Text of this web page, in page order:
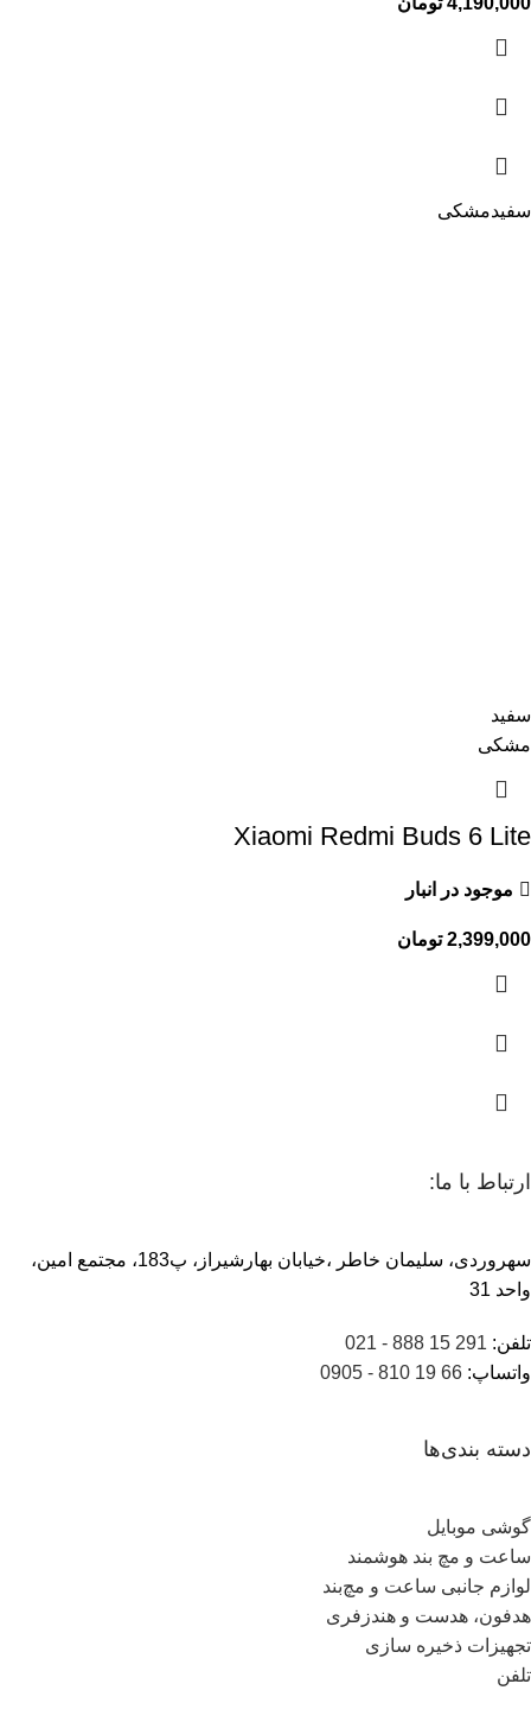
سفیدمشکی
سفید
مشکی
Xiaomi Redmi Buds 6 Lite
موجود در انبار
2,399,000 تومان
ارتباط با ما:
سهروردی، سلیمان خاطر ،خیابان بهارشیراز، پ183، مجتمع امین،
واحد 31
تلفن: 291 15 888 - 021
واتساپ: 66 19 810 - 0905
دسته بندی‌ها
گوشی موبایل
ساعت و مچ بند هوشمند
لوازم جانبی ساعت و مچ‌بند
هدفون، هدست و هندزفری
تجهیزات ذخیره سازی
تلفن